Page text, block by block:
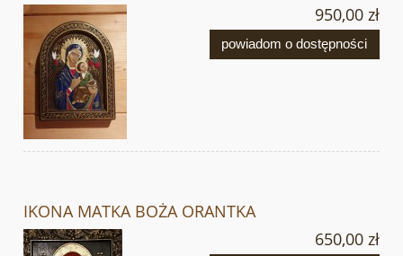
950,00 zł
powiadom o dostępności
IKONA MATKA BOŻA ORANTKA
650,00 zł